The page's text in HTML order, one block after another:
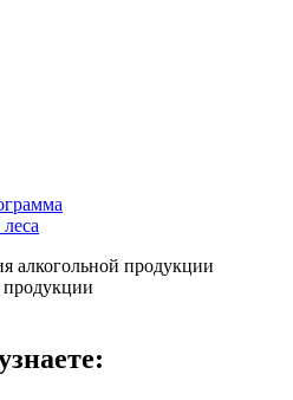
алкогольной продукции
продукции